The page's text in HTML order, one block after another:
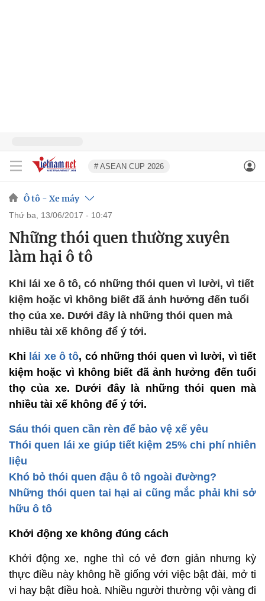
# ASEAN CUP 2026
Ô tô - Xe máy
thứ ba, 13/06/2017 - 10:47
Những thói quen thường xuyên
làm hại ô tô
Khi lái xe ô tô, có những thói quen vì lười, vì tiết
kiệm hoặc vì không biết đã ảnh hưởng đến tuổi
thọ của xe. Dưới đây là những thói quen mà
nhiều tài xế không để ý tới.
Khi lái xe ô tô, có những thói quen vì lười, vì tiết
kiệm hoặc vì không biết đã ảnh hưởng đến tuổi
thọ của xe. Dưới đây là những thói quen mà
nhiều tài xế không để ý tới.
Sáu thói quen cần rèn để bảo vệ xế yêu
Thói quen lái xe giúp tiết kiệm 25% chi phí nhiên
liệu
Khó bỏ thói quen đậu ô tô ngoài đường?
Những thói quen tai hại ai cũng mắc phải khi sở
hữu ô tô
Khởi động xe không đúng cách
Khởi động xe, nghe thì có vẻ đơn giản nhưng kỳ
thực điều này không hề giống với việc bật đài, mở ti
vi hay bật điều hoà. Nhiều người thường vội vàng đi